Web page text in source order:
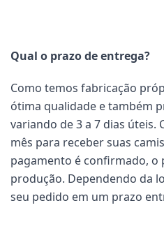
Qual o prazo de entrega?
Como temos fabricação
ótima qualidade e também
variando de 3 a 7 dias úteis.
mês para receber suas
pagamento é confirmado,
produção. Dependendo da
seu pedido em um prazo